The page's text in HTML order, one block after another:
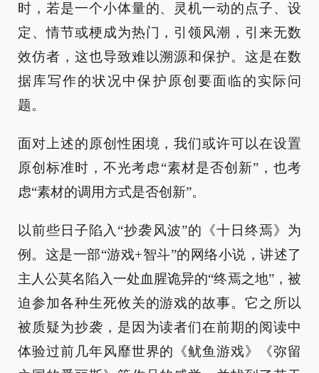
时，若是一个小体量的、灵机一动的点子、设
定、情节或梗成为热门，引领风潮，引来无数
效仿者，这也导致难以溯源和保护。这是在数
据库写作的状况中保护原创要面临的实际问
题。
面对上述的原创性困境，我们或许可以在设置
原创标准时，不光考虑“素材是否创新”，也考
虑“素材的调用方式是否创新”。
以前些日子陷入“抄袭风波”的《十日终焉》为
例。这是一部“游戏+智斗”的网络小说，讲述了
主人公莫名陷入一处血腥诡异的“终焉之地”，被
迫参加各种生死攸关的游戏的故事。它之所以
被质疑为抄袭，是因为读者们在前期的阅读中
体验过前几年风靡世界的《鱿鱼游戏》《弥留